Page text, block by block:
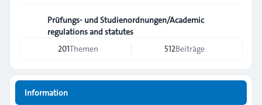
Prüfungs- und Studienordnungen/Academic
regulations and statutes
201Themen 512Beiträge
Information